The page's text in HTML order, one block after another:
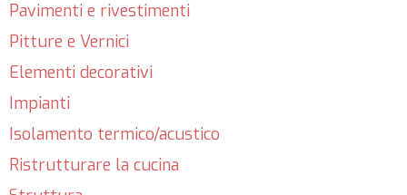
Pavimenti e rivestimenti
Pitture e Vernici
Elementi decorativi
Impianti
Isolamento termico/acustico
Ristrutturare la cucina